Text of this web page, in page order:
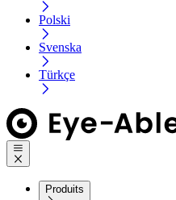
Polski
Svenska
Türkçe
Produits